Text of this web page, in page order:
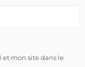
mon site dans le